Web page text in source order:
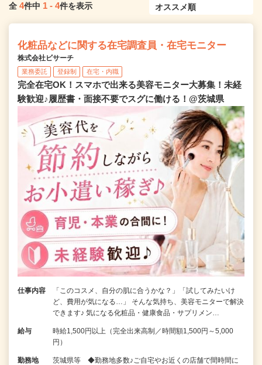
全 4件中 1 - 4件を表示
化粧品などに関する在宅調査員・在宅モニター
株式会社ビサーチ
業務委託 登録制 在宅・内職
完全在宅OK！スマホで出来る美容モニター大募集！未経
験歓迎♪履歴書・面接不要でスグに働ける！@茨城県
仕事内容
「このコスメ、自分の肌に合うかな？」「試してみたいけ
ど、費用が気になる…」 そんな気持ち、美容モニターで解決
できます♪ 気になる化粧品・健康食品・サプリメン…
給与
時給1,500円以上（完全出来高制／時間額1,500円～5,000
円）
勤務地
茨城県等 ◆勤務地多数♪ご自宅やお近くの店舗で間時間に